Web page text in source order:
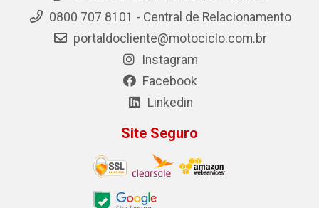
0800 707 8101 - Central de Relacionamento
portaldocliente@motociclo.com.br
Instagram
Facebook
Linkedin
Site Seguro